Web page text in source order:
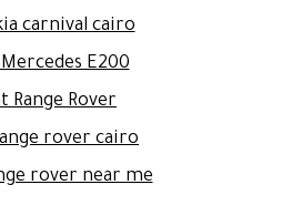
carnival cairo
E200
Range Rover
rover cairo
rover near me